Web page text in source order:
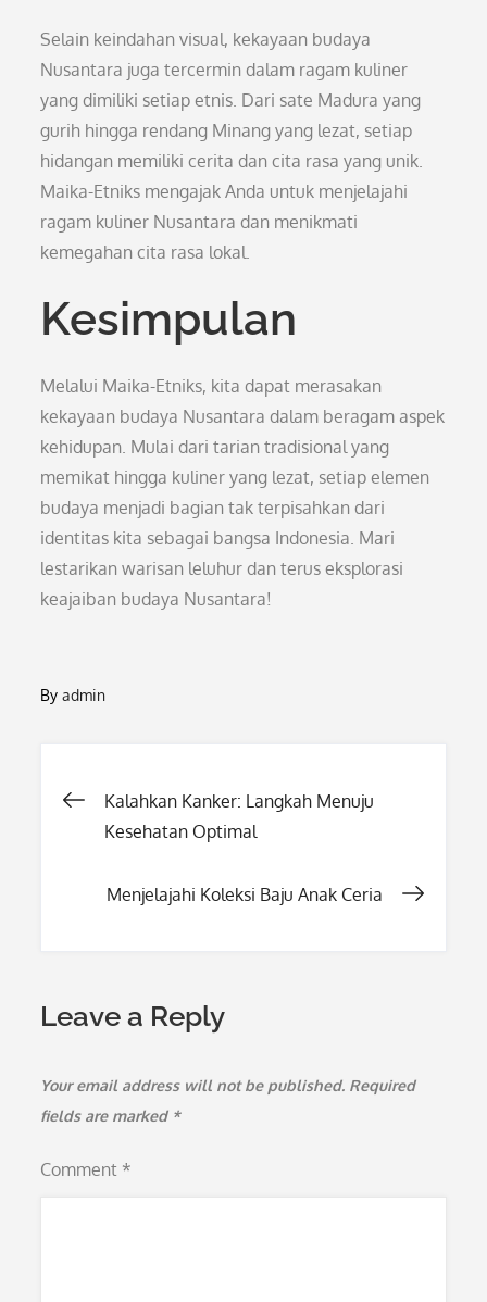
Selain keindahan visual, kekayaan budaya
Nusantara juga tercermin dalam ragam kuliner
yang dimiliki setiap etnis. Dari sate Madura yang
gurih hingga rendang Minang yang lezat, setiap
hidangan memiliki cerita dan cita rasa yang unik.
Maika-Etniks mengajak Anda untuk menjelajahi
ragam kuliner Nusantara dan menikmati
kemegahan cita rasa lokal.
Kesimpulan
Melalui Maika-Etniks, kita dapat merasakan
kekayaan budaya Nusantara dalam beragam aspek
kehidupan. Mulai dari tarian tradisional yang
memikat hingga kuliner yang lezat, setiap elemen
budaya menjadi bagian tak terpisahkan dari
identitas kita sebagai bangsa Indonesia. Mari
lestarikan warisan leluhur dan terus eksplorasi
keajaiban budaya Nusantara!
Byadmin
Post
Kalahkan Kanker: Langkah Menuju
Kesehatan Optimal
Menjelajahi Koleksi Baju Anak Ceria
Leave a Reply
Your email address will not be published. Required
fields are marked *
Comment *